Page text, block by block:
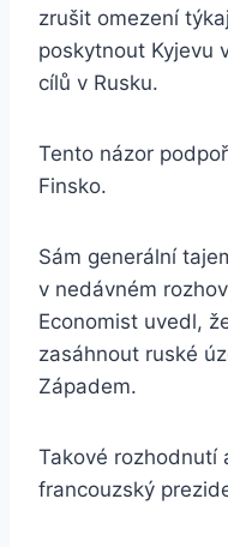
zrušit omezení
poskytnout Kyjevu
cílů v Rusku.
Tento názor
Finsko.
Sám generální
v nedávném
Economist uvedl,
zasáhnout ruské
Západem.
Takové rozhodnutí
francouzský